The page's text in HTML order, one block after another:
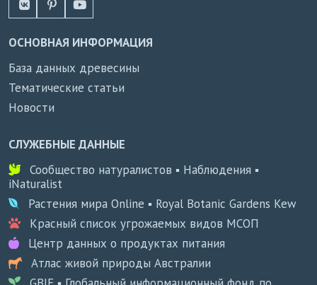
ОСНОВНАЯ ИНФОРМАЦИЯ
База данных древесины
Тематические статьи
Новости
СЛУЖЕБНЫЕ ДАННЫЕ
Сообщество натуралистов ▪ Наблюдения ▪
iNaturalist
Растения мира Online ▪ Royal Botanic Gardens Kew
Красный список угрожаемых видов МСОП
Центр данных о продуктах питания
Атлас живой природы Австралии